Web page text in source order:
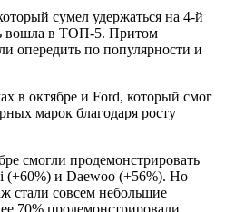
сумел удержаться на 4-й
вошла в ТОП-5. Притом
опередить по популярности и
в октябре и Ford, который смог
марок благодаря росту
смогли продемонстрировать
и Daewoo (+56%). Но
стали совсем небольшие
70% продемонстрировали